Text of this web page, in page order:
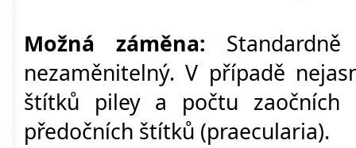
Možná záměna:
nezaměnitelný. V případě
štítků piley a počtu zaočních
předočních štítků (praecularia).